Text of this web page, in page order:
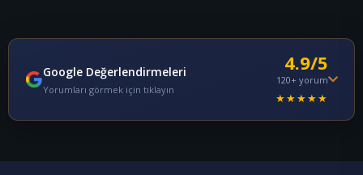
Google Değerlendirmeleri
Yorumları görmek için tıklayın
4.9/5
120+ yorum
★★★★★
★★★★★